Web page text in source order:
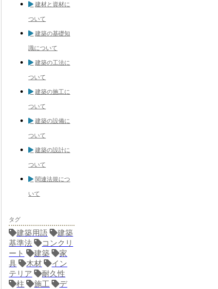
建材と資材に
ついて
建築の基礎知
識について
建築の工法に
ついて
建築の施工に
ついて
建築の設備に
ついて
建築の設計に
ついて
関連法規につ
いて
タグ
建築用語
建築
基準法
コンクリ
ート
建築
家
具
木材
イン
テリア
耐久性
柱
施工
デ